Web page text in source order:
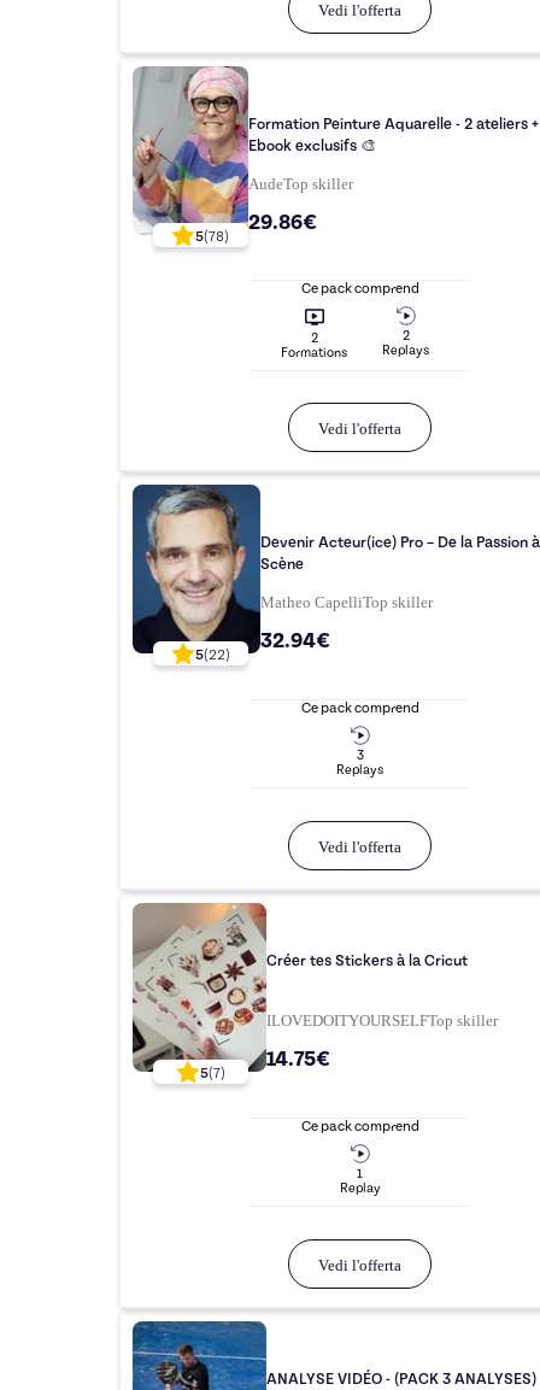
Vedi l'offerta
5(78)
Formation Peinture Aquarelle - 2 ateliers
Ebook exclusifs 🎨
AudeTop skiller
29.86€
Ce pack comprend
2
Formations
2
Replays
Vedi l'offerta
5(22)
Devenir Acteur(ice) Pro – De la Passion
Scène
Matheo CapelliTop skiller
32.94€
Ce pack comprend
3
Replays
Vedi l'offerta
5(7)
Créer tes Stickers à la Cricut
ILOVEDOITYOURSELFTop skiller
14.75€
Ce pack comprend
1
Replay
Vedi l'offerta
ANALYSE VIDÉO - (PACK 3 ANALYSES)